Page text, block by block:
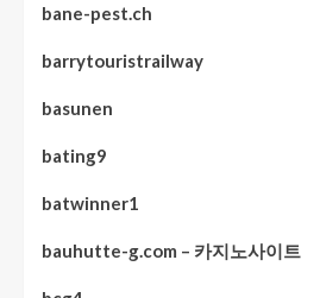
bane-pest.ch
barrytouristrailway
basunen
bating9
batwinner1
bauhutte-g.com – 카지노사이트